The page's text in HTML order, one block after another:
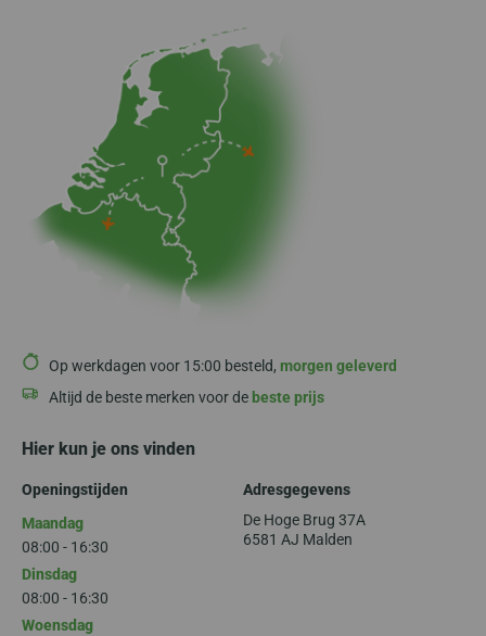
Op werkdagen voor 15:00 besteld, morgen geleverd
Altijd de beste merken voor de beste prijs
Hier kun je ons vinden
Openingstijden
Maandag
08:00 - 16:30
Dinsdag
08:00 - 16:30
Woensdag
Adresgegevens
De Hoge Brug 37A
6581 AJ Malden